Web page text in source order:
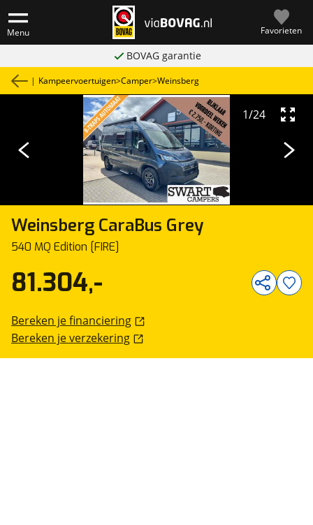
Menu Favorieten
BOVAG garantie
| Kampeervoertuigen>Camper>Weinsberg
Weinsberg CaraBus Grey
540 MQ Edition [FIRE]
1/24
81.304,-
Bereken je financiering
Bereken je verzekering